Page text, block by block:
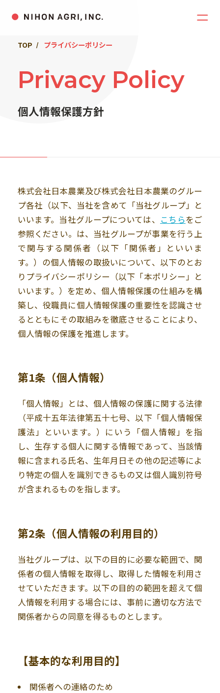
TOP プライバシーポリシー
Privacy Policy
個人情報保護方針
株式会社日本農業及び株式会社日本農業のグルー
プ各社（以下、当社を含めて「当社グループ」と
いいます。当社グループについては、
こちらをご
参照ください。は、当社グループが事業を行う上
で関与する関係者（以下「関係者」といいま
す。）の個人情報の取扱いについて、以下のとお
りプライバシーポリシー（以下「本ポリシー」と
いいます。）を定め、個人情報保護の仕組みを構
築し、役職員に個人情報保護の重要性を認識させ
るとともにその取組みを徹底させることにより、
個人情報の保護を推進します。
第1条（個人情報）
「個人情報」とは、個人情報の保護に関する法律
（平成十五年法律第五十七号、以下「個人情報保
護法」といいます。）にいう「個人情報」を指
し、生存する個人に関する情報であって、当該情
報に含まれる氏名、生年月日その他の記述等によ
り特定の個人を識別できるもの又は個人識別符号
が含まれるものを指します。
第2条（個人情報の利用目的）
当社グループは、以下の目的に必要な範囲で、関
係者の個人情報を取得し、取得した情報を利用さ
せていただきます。以下の目的の範囲を超えて個
人情報を利用する場合には、事前に適切な方法で
関係者からの同意を得るものとします。
【基本的な利用目的】
関係者への連絡のため